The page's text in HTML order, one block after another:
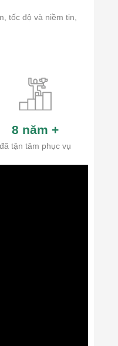
tốc độ và niềm tin,
8 năm +
đã tận tâm phục vụ